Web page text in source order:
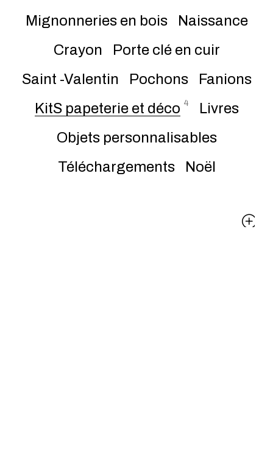
Mignonneries en bois
Naissance
Crayon
Porte clé en cuir
Saint -Valentin
Pochons
Fanions
KitS papeterie et déco 4
Livres
Objets personnalisables
Téléchargements
Noël